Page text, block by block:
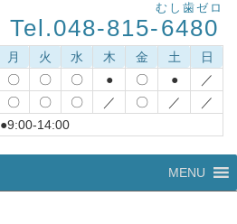
Tel.048-815-6480
むし歯ゼロ
月 火 水 木 金 土
日
〇 〇 〇 ● 〇 ●
／
〇 〇 〇 ／ 〇 ／
／
●9:00-14:00
MENU